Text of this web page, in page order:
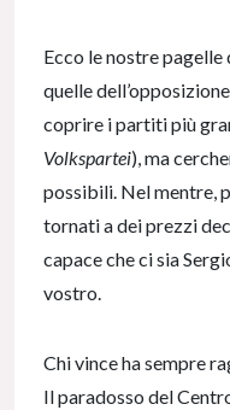
Ecco le nostre
quelle
coprire i partiti più
Volkspartei), ma
possibili. Nel mentre,
tornati a dei prezzi
capace che ci sia
vostro.
Chi vince ha sempre
Il paradosso del